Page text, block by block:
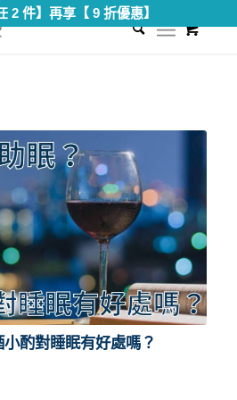
2 件】再享【 9 折優惠】
/喝酒助眠
酌對睡眠有好處嗎？